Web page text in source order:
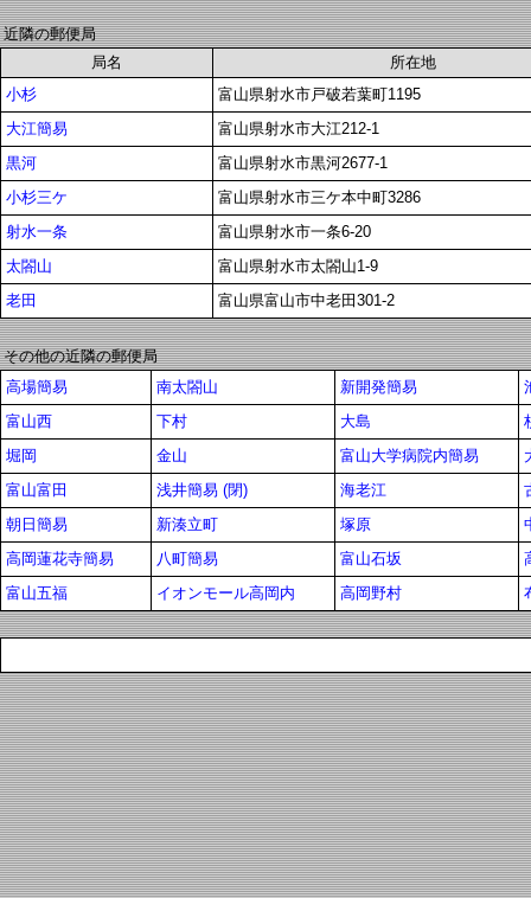
近隣の郵便局
局名
所在地
小杉
富山県射水市戸破若葉町1195
大江簡易
富山県射水市大江212-1
黒河
富山県射水市黒河2677-1
小杉三ケ
富山県射水市三ケ本中町3286
射水一条
富山県射水市一条6-20
太閤山
富山県射水市太閤山1-9
老田
富山県富山市中老田301-2
その他の近隣の郵便局
高場簡易
南太閤山 新開発簡易
富山西
下村 大島
堀岡
金山 富山大学病院内簡易
富山富田
浅井簡易 (閉) 海老江
朝日簡易
新湊立町 塚原
高岡蓮花寺簡易
八町簡易 富山石坂
富山五福
イオンモール高岡内 高岡野村